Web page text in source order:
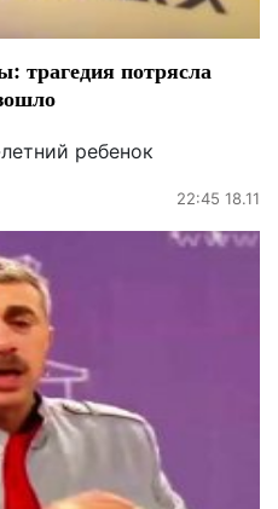
трагедия потрясла
ребенок
22:45 18.11